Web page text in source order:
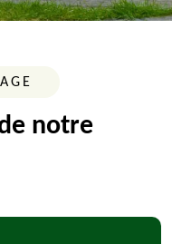
notre